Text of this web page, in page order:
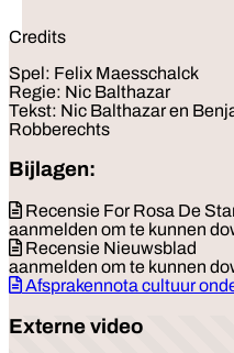
Credits
Spel: Felix Maesschalck
Regie: Nic Balthazar
Tekst: Nic Balthazar en
Robberechts
Bijlagen:
Recensie For Rosa De
aanmelden om te kunnen
Recensie Nieuwsblad
aanmelden om te kunnen
Afsprakennota cultuur
Externe video